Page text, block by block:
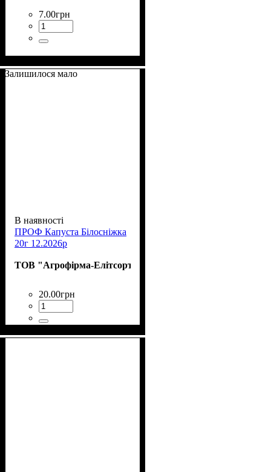
7.00грн
Залишилося мало
В наявності
ПРОФ Капуста Білосніжка
20г 12.2026р
ТОВ "Агрофірма-Елітсортнасіння"
20.00грн